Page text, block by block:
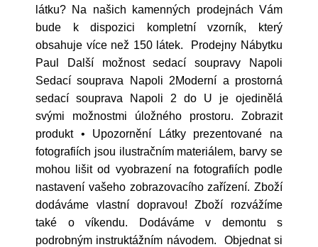
látku? Na našich kamenných prodejnách Vám
bude k dispozici kompletní vzorník, který
obsahuje více než 150 látek. Prodejny Nábytku
Paul Další možnost sedací soupravy Napoli
Sedací souprava Napoli 2Moderní a prostorná
sedací souprava Napoli 2 do U je ojedinělá
svými možnostmi úložného prostoru. Zobrazit
produkt • Upozornění Látky prezentované na
fotografiích jsou ilustračním materiálem, barvy se
mohou lišit od vyobrazení na fotografiích podle
nastavení vašeho zobrazovacího zařízení. Zboží
dodáváme vlastní dopravou! Zboží rozvážíme
také o víkendu. Dodáváme v demontu s
podrobným instruktážním návodem. Objednat si